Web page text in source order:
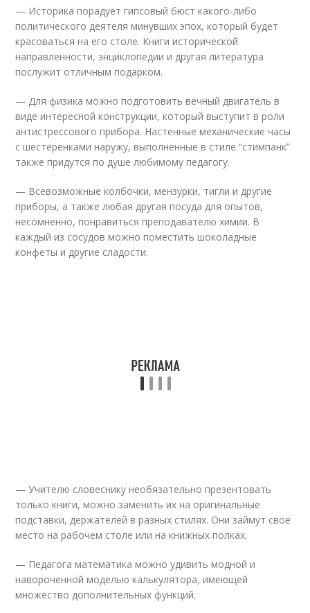
— Историка порадует гипсовый бюст какого-либо
политического деятеля минувших эпох, который будет
красоваться на его столе. Книги исторической
направленности, энциклопедии и другая литература
послужит отличным подарком.
— Для физика можно подготовить вечный двигатель в
виде интересной конструкции, который выступит в роли
антистрессового прибора. Настенные механические часы
с шестеренками наружу, выполненные в стиле “стимпанк”
также придутся по душе любимому педагогу.
— Всевозможные колбочки, мензурки, тигли и другие
приборы, а также любая другая посуда для опытов,
несомненно, понравиться преподавателю химии. В
каждый из сосудов можно поместить шоколадные
конфеты и другие сладости.
— Учителю словеснику необязательно презентовать
только книги, можно заменить их на оригинальные
подставки, держателей в разных стилях. Они займут свое
место на рабочем столе или на книжных полках.
— Педагога математика можно удивить модной и
навороченной моделью калькулятора, имеющей
множество дополнительных функций.